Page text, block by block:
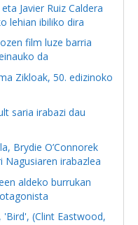
Javier Ruiz Caldera
lehian ibiliko dira
film luze barria
da
Zikloak, 50. edizinoko
saria irabazi dau
Brydie O’Connorek
Nagusiaren irabazlea
aldeko burrukan
'Bird', (Clint Eastwood,